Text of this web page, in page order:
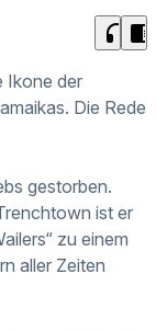
headphones chrome_reader_mode
Ikone der
Die Rede
gestorben.
ist er
zu einem
aller Zeiten